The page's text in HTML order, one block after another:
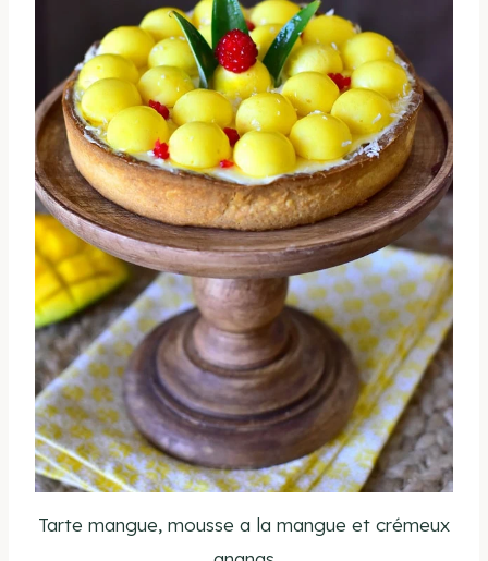
Tarte mangue, mousse a la mangue et crémeux